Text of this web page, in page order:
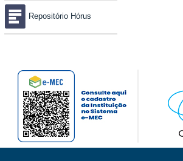
Repositório Hórus